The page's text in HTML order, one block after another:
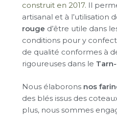
construit en 2017. Il
artisanal et à l’utilisation
rouge d’être utile dans
conditions pour y
de qualité conformes à
rigoureuses dans le
Nous élaborons nos
des blés issus des
plus, nous sommes